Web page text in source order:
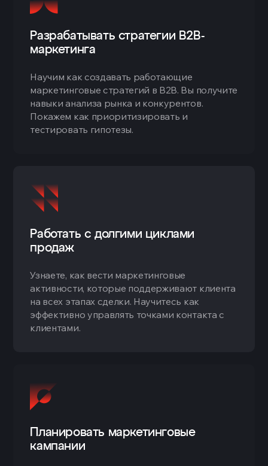
Разрабатывать стратегии B2B-
маркетинга
Научим как создавать работающие
маркетинговые стратегий в B2B. Вы получите
навыки анализа рынка и конкурентов.
Покажем как приоритизировать и
тестировать гипотезы.
Работать с долгими циклами
продаж
Узнаете, как вести маркетинговые
активности, которые поддерживают клиента
на всех этапах сделки. Научитесь как
эффективно управлять точками контакта с
клиентами.
Планировать маркетинговые
кампании